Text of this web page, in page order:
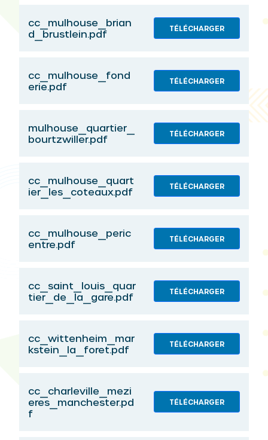
cc_mulhouse_brian
d_brustlein.pdf
TÉLÉCHARGER
cc_mulhouse_fond
erie.pdf
TÉLÉCHARGER
mulhouse_quartier_
bourtzwiller.pdf
TÉLÉCHARGER
cc_mulhouse_quart
ier_les_coteaux.pdf
TÉLÉCHARGER
cc_mulhouse_peric
entre.pdf
TÉLÉCHARGER
cc_saint_louis_quar
tier_de_la_gare.pdf
TÉLÉCHARGER
cc_wittenheim_mar
kstein_la_foret.pdf
TÉLÉCHARGER
cc_charleville_mezi
eres_manchester.pd
f
TÉLÉCHARGER